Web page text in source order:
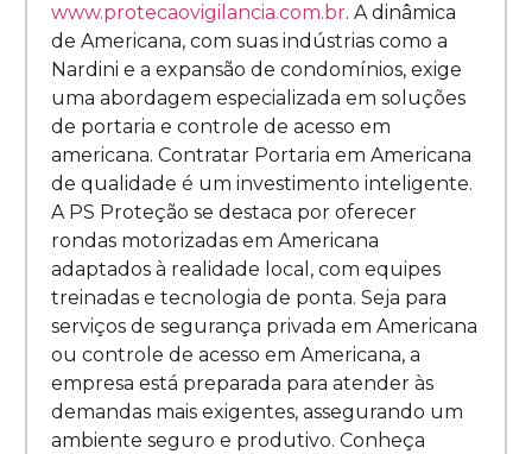
www.protecaovigilancia.com.br. A dinâmica
de Americana, com suas indústrias como a
Nardini e a expansão de condomínios, exige
uma abordagem especializada em soluções
de portaria e controle de acesso em
americana. Contratar Portaria em Americana
de qualidade é um investimento inteligente.
A PS Proteção se destaca por oferecer
rondas motorizadas em Americana
adaptados à realidade local, com equipes
treinadas e tecnologia de ponta. Seja para
serviços de segurança privada em Americana
ou controle de acesso em Americana, a
empresa está preparada para atender às
demandas mais exigentes, assegurando um
ambiente seguro e produtivo. Conheça